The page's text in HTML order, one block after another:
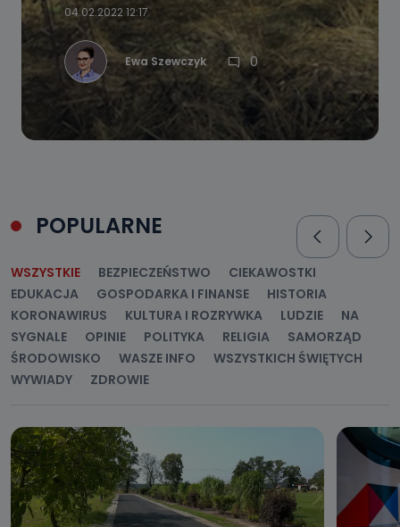
04.02.2022 12:17
Ewa Szewczyk 0
POPULARNE
WSZYSTKIE BEZPIECZEŃSTWO
CIEKAWOSTKI
EDUKACJA
GOSPODARKA I FINANSE
HISTORIA
KORONAWIRUS
KULTURA I ROZRYWKA LUDZIE
NA
SYGNALE
OPINIE POLITYKA RELIGIA
SAMORZĄD
ŚRODOWISKO
WASZE INFO
WSZYSTKICH ŚWIĘTYCH
WYWIADY
ZDROWIE